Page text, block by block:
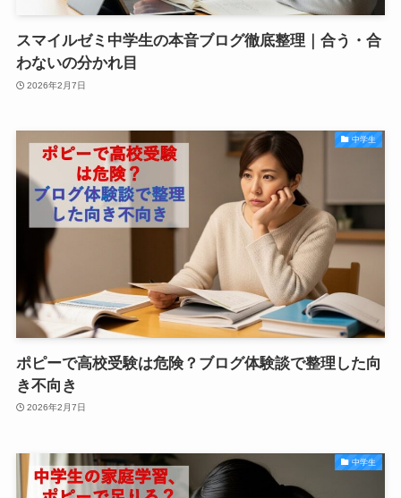
スマイルゼミ中学生の本音ブログ徹底整理｜合う・合
わないの分かれ目
2026年2月7日
中学生
ポピーで高校受験は危険？ブログ体験談で整理した向
き不向き
2026年2月7日
中学生